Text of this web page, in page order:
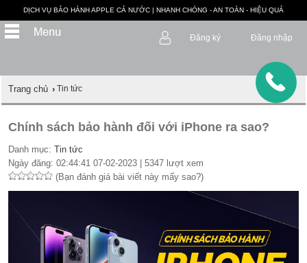
DỊCH VỤ BẢO HÀNH APPLE CẢ NƯỚC | NHANH CHÓNG - AN TOÀN - HIỆU QUẢ
Đăng nhập
Đăng ký
Trang chủ › Tin tức
Chính sách bảo hành đối với iPhone ra sao?
Danh mục:Tin tức
Ngày đăng: 02:44:41 07-02-2023 | 5347 lượt xem
(Bạn đánh giá bài viết này mấy sao?)